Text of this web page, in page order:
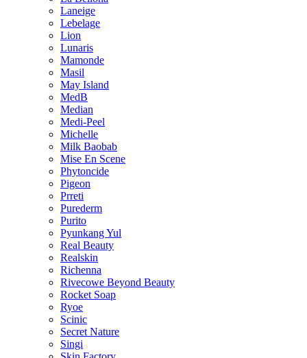
Laneige
Lebelage
Lion
Lunaris
Mamonde
Masil
May Island
MedB
Median
Medi-Peel
Michelle
Milk Baobab
Mise En Scene
Phytoncide
Pigeon
Prreti
Purederm
Purito
Pyunkang Yul
Real Beauty
Realskin
Richenna
Rivecowe Beyond Beauty
Rocket Soap
Ryoe
Scinic
Secret Nature
Singi